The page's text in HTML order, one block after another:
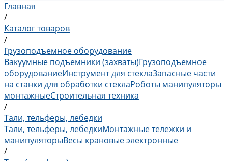
Главная
/
Каталог товаров
/
Грузоподъемное оборудование
Вакуумные подъемники (захваты)Грузоподъемное
оборудованиеИнструмент для стеклаЗапасные части
на станки для обработки стеклаРоботы манипуляторы
монтажныеСтроительная техника
/
Тали, тельферы, лебедки
Тали, тельферы, лебедкиМонтажные тележки и
манипуляторыВесы крановые электронные
/